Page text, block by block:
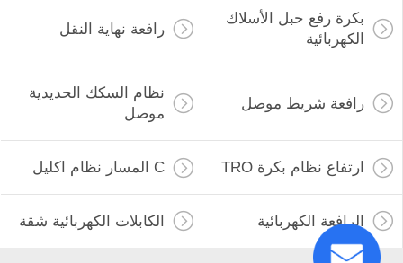
بكرة رفع حبل الأسلاك
الكهربائية
رافعة نهاية النقل
رافعة شريط موصل
نظام السكك الحديدية
موصل
ارتفاع نظام بكرة TRO C المسار نظام اكليل
الرافعة الكهربائية الكابلات الكهربائية شقة